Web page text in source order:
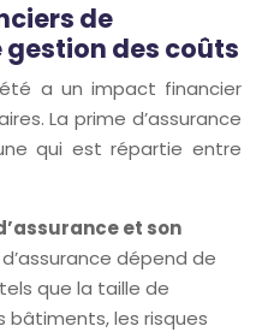
de
gestion des coûts
a un impact financier
La prime d’assurance
qui est répartie entre
et son
dépend de
que la taille de
bâtiments, les risques